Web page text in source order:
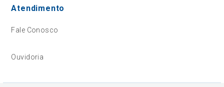
Atendimento
Fale Conosco
Ouvidoria